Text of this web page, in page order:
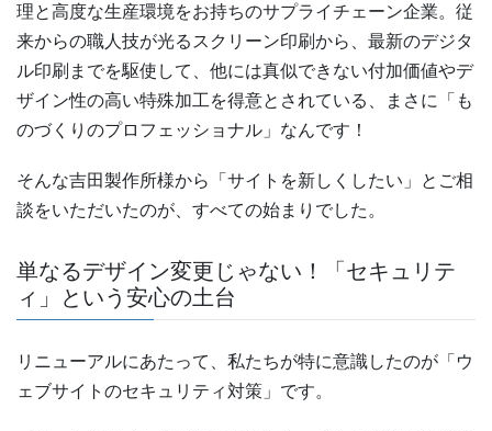
理と高度な生産環境をお持ちのサプライチェーン企業。従
来からの職人技が光るスクリーン印刷から、最新のデジタ
ル印刷までを駆使して、他には真似できない付加価値やデ
ザイン性の高い特殊加工を得意とされている、まさに「も
のづくりのプロフェッショナル」なんです！
そんな吉田製作所様から「サイトを新しくしたい」とご相
談をいただいたのが、すべての始まりでした。
単なるデザイン変更じゃない！「セキュリテ
ィ」という安心の土台
リニューアルにあたって、私たちが特に意識したのが「ウ
ェブサイトのセキュリティ対策」です。